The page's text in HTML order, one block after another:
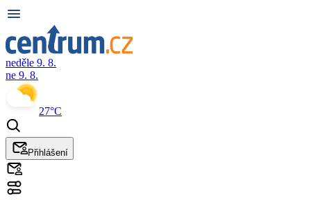
neděle 9. 8.
ne 9. 8.
27°C
Přihlášení